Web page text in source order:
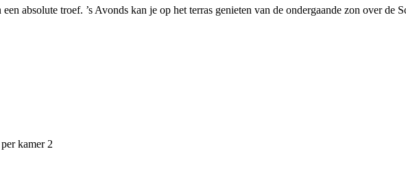
absolute troef. ’s Avonds kan je op het terras genieten van de ondergaande zon over de
kamer 2